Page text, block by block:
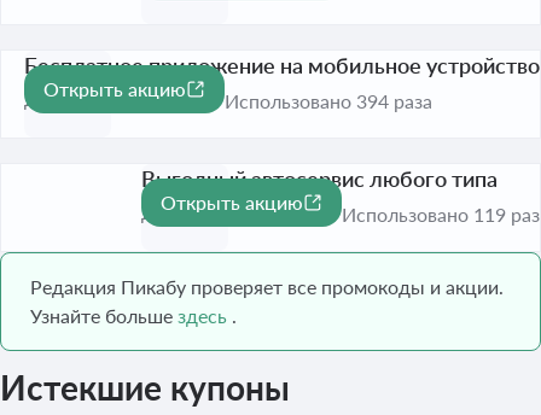
Бесплатное приложение на мобильное устройство
До 31 окт. 2026
Открыть акцию
Использовано 394 раза
Выгодный автосервис любого типа
До 31 окт. 2026
Открыть акцию
Использовано 119 раз
Редакция Пикабу проверяет все промокоды и акции.
Узнайте больше здесь .
Истекшие купоны